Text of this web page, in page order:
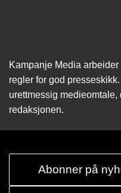
Kampanje Media
regler for god
urettmessig medie­omtale,
redaksjonen.
Abonner på